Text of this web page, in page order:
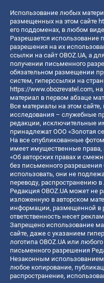
Использование любых
размещенных на этом сайте
его поддоменах, в любом
Разрешается использование
разрешения на их
ссылки на сайт OBOZ.UA, а
получении письменного
обязательном размещении
систем, гиперссылки на
https://www.obozrevatel.com,
материал в первом абзаце
Все материалы на этом
исследования – служебные
редакции, исключительные
принадлежат ООО «Золотая
На все опубликованные
имеет имущественные
«Об авторских правах и
без письменного
использовать, они не
переводу, распространению
Редакция OBOZ.UA может не
изложенную в авторском
информации, размещенной в
ответственность несет
Запрещено использование
сайте, даже с указанием
логотипа OBOZ.UA или
письменного разрешения
Незаконным использованием
любое копирование,
распространение,